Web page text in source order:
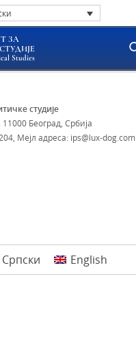
ЗА
Studies
студије
Београд, Србија
Мејл адреса: ips@lux-dog.com
Српски English